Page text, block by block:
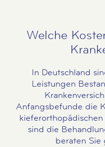
Welche
In Deutschland
Leistungen
Anfangsbefunde die
sind die
beraten Sie